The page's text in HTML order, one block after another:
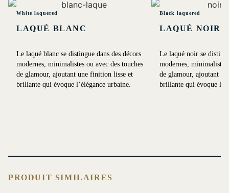
White laquered
LAQUÉ BLANC
Le laqué blanc se distingue dans des décors
modernes, minimalistes ou avec des touches
de glamour, ajoutant une finition lisse et
brillante qui évoque l’élégance urbaine.
Black laquered
LAQUÉ NOIR
Le laqué noir se
modernes, minimalistes
de glamour, ajoutant
brillante qui évoque
PRODUIT SIMILAIRES